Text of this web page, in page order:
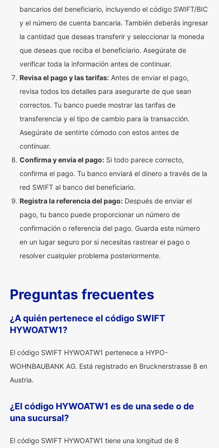
bancarios del beneficiario, incluyendo el código SWIFT/BIC
y el número de cuenta bancaria. También deberás ingresar
la cantidad que deseas transferir y seleccionar la moneda
que deseas que reciba el beneficiario. Asegúrate de
verificar toda la información antes de continuar.
Revisa el pago y las tarifas: Antes de enviar el pago,
revisa todos los detalles para asegurarte de que sean
correctos. Tu banco puede mostrar las tarifas de
transferencia y el tipo de cambio para la transacción.
Asegúrate de sentirte cómodo con estos antes de
continuar.
Confirma y envía el pago: Si todo parece correcto,
confirma el pago. Tu banco enviará el dinero a través de la
red SWIFT al banco del beneficiario.
Registra la referencia del pago: Después de enviar el
pago, tu banco puede proporcionar un número de
confirmación o referencia del pago. Guarda este número
en un lugar seguro por si necesitas rastrear el pago o
resolver cualquier problema posteriormente.
Preguntas frecuentes
¿A quién pertenece el código SWIFT
HYWOATW1?
El código SWIFT HYWOATW1 pertenece a HYPO-
WOHNBAUBANK AG. Está registrado en Brucknerstrasse 8 en
Austria.
¿El código HYWOATW1 es de una sede o de
una sucursal?
El código SWIFT HYWOATW1 tiene una longitud de 8